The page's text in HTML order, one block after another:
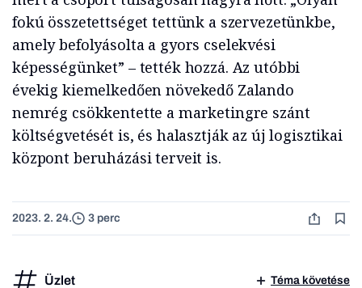
fokú összetettséget tettünk a szervezetünkbe,
amely befolyásolta a gyors cselekvési
képességünket” – tették hozzá. Az utóbbi
évekig kiemelkedően növekedő Zalando
nemrég csökkentette a marketingre szánt
költségvetését is, és halasztják az új logisztikai
központ beruházási terveit is.
2023. 2. 24. 3 perc
Üzlet Téma követése